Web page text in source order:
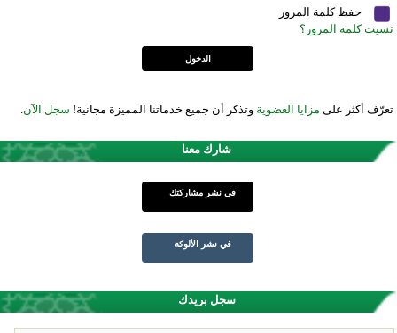
حفظ كلمة المرور
نسيت كلمة المرور؟
تعرّف أكثر على مزايا العضوية وتذكر أن جميع خدماتنا المميزة مجانية! سجل الآن.
شارك معنا
في نشر مشاركتك
في نشر الألوكة
سجل بريدك